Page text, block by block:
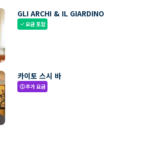
GLI ARCHI & IL GIARDINO
check요금 포함
카이토 스시 바
paid추가 요금